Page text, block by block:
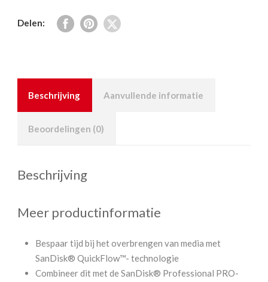
Delen:
Beschrijving Aanvullende informatie
Beoordelingen (0)
Beschrijving
Meer productinformatie
Bespaar tijd bij het overbrengen van media met
SanDisk® QuickFlow™- technologie
Combineer dit met de SanDisk® Professional PRO-